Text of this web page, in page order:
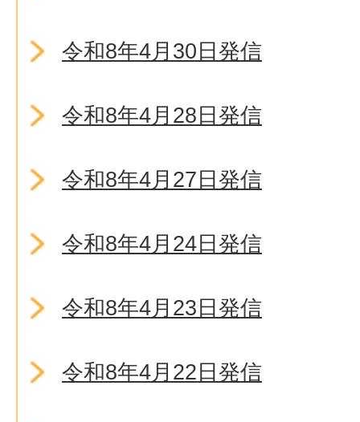
令和8年4月30日発信
令和8年4月28日発信
令和8年4月27日発信
令和8年4月24日発信
令和8年4月23日発信
令和8年4月22日発信